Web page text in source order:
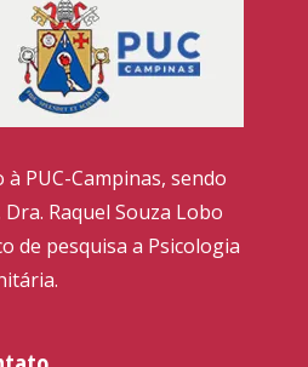
à PUC-Campinas, sendo
Raquel Souza Lobo
de pesquisa a Psicologia